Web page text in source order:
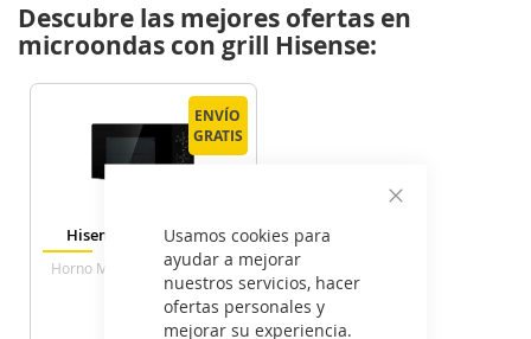
Usamos cookies para
ayudar a mejorar
nuestros servicios, hacer
ofertas personales y
mejorar su experiencia.
Descubre las mejores ofertas en
microondas con grill Hisense:
ENVÍO
GRATIS
ENVÍO
GRATIS
Hisense H20MOBP1G
Horno Microondas Con Grill
20 Litros Negro